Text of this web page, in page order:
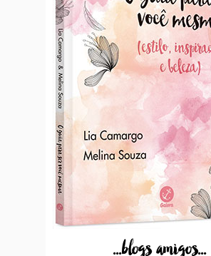
...blogs amigos...